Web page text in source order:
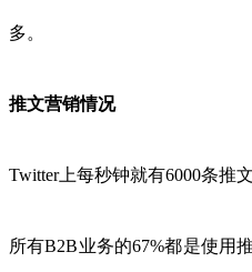
多。
推文营销情况
Twitter上每秒钟就有6000条推
所有B2B业务的67%都是使用